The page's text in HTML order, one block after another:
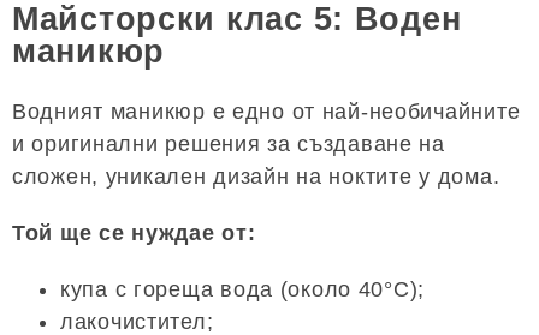
Майсторски клас 5: Воден
маникюр
Водният маникюр е едно от най-необичайните
и оригинални решения за създаване на
сложен, уникален дизайн на ноктите у дома.
Той ще се нуждае от:
купа с гореща вода (около 40°C);
лакочистител;